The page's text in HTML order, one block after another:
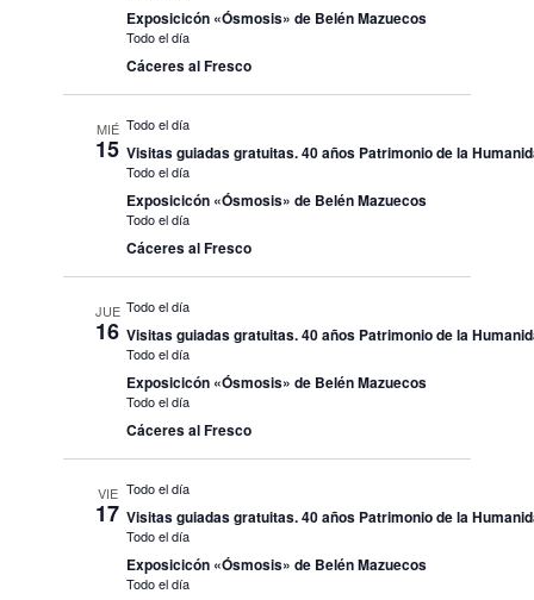
Exposicicón «Ósmosis» de Belén Mazuecos
Todo el día
Cáceres al Fresco
MIÉ
15
Todo el día
Visitas guiadas gratuitas. 40 años Patrimonio de la
Todo el día
Exposicicón «Ósmosis» de Belén Mazuecos
Todo el día
Cáceres al Fresco
JUE
16
Todo el día
Visitas guiadas gratuitas. 40 años Patrimonio de la
Todo el día
Exposicicón «Ósmosis» de Belén Mazuecos
Todo el día
Cáceres al Fresco
VIE
17
Todo el día
Visitas guiadas gratuitas. 40 años Patrimonio de la
Todo el día
Exposicicón «Ósmosis» de Belén Mazuecos
Todo el día